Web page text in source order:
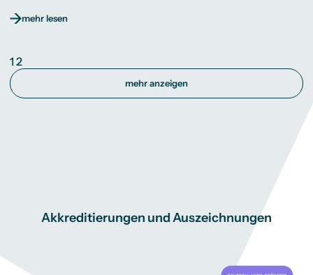
mehr lesen
1 2
mehr anzeigen
Akkreditierungen und Auszeichnungen